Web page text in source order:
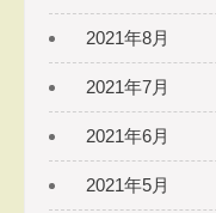
2021年8月
2021年7月
2021年6月
2021年5月